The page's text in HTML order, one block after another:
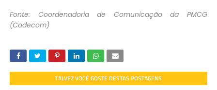
Fonte: Coordenadoria de Comunicação da PMCG
(Codecom)
TALVEZ VOCÊ GOSTE DESTAS POSTAGENS